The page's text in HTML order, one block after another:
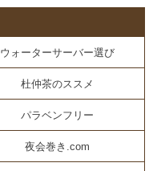
ウォーターサーバー選び
杜仲茶のススメ
パラベンフリー
夜会巻き.com